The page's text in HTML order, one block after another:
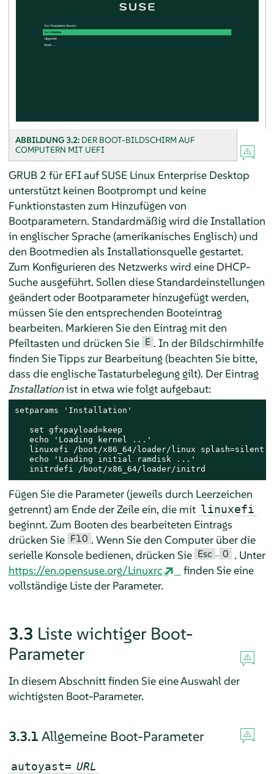
ABBILDUNG 3.2: DER BOOT-BILDSCHIRM AUF
COMPUTERN MIT UEFI
GRUB 2 für EFI auf SUSE Linux Enterprise Desktop
unterstützt keinen Bootprompt und keine
Funktionstasten zum Hinzufügen von
Bootparametern. Standardmäßig wird die Installation
in englischer Sprache (amerikanisches Englisch) und
den Bootmedien als Installationsquelle gestartet.
Zum Konfigurieren des Netzwerks wird eine DHCP-
Suche ausgeführt. Sollen diese Standardeinstellungen
geändert oder Bootparameter hinzugefügt werden,
müssen Sie den entsprechenden Booteintrag
bearbeiten. Markieren Sie den Eintrag mit den
Pfeiltasten und drücken Sie E . In der Bildschirmhilfe
finden Sie Tipps zur Bearbeitung (beachten Sie bitte,
dass die englische Tastaturbelegung gilt). Der Eintrag
Installationist in etwa wie folgt aufgebaut:
setparams 'Installation'
   set gfxpayload=keep
   echo 'Loading kernel ...'
   linuxefi /boot/x86_64/loader/linux splash=silent
   echo 'Loading initial ramdisk ...'
   initrdefi /boot/x86_64/loader/initrd
Fügen Sie die Parameter (jeweils durch Leerzeichen
getrennt) am Ende der Zeile ein, die mit linuxefi
beginnt. Zum Booten des bearbeiteten Eintrags
drücken Sie F10 . Wenn Sie den Computer über die
serielle Konsole bedienen, drücken Sie Esc – 0 . Unter
https://en.opensuse.org/Linuxrc
finden Sie eine
vollständige Liste der Parameter.
3.3 Liste wichtiger Boot-
Parameter
In diesem Abschnitt finden Sie eine Auswahl der
wichtigsten Boot-Parameter.
3.3.1 Allgemeine Boot-Parameter
autoyast= URL